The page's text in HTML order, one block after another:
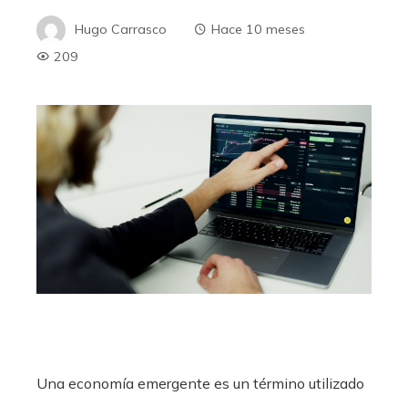
Hugo Carrasco
Hace 10 meses
209
Una economía emergente es un término utilizado